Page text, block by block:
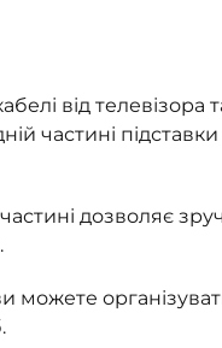
від телевізора
частині
дозволяє
можете